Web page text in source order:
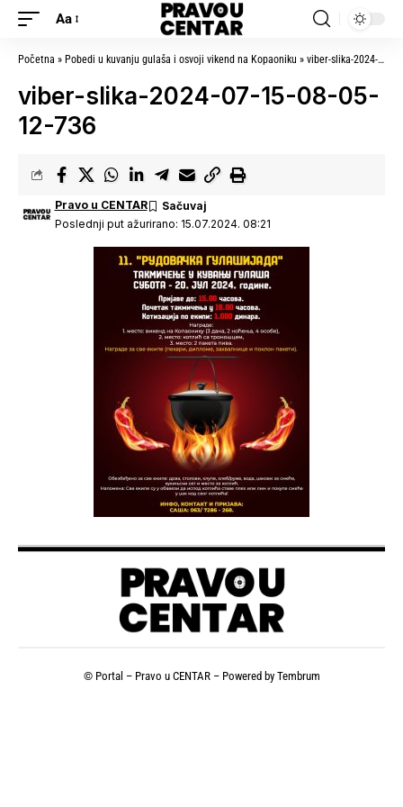
Aa
Početna » Pobedi u kuvanju gulaša i osvoji vikend na Kopaoniku » viber-slika-2024-07-15-08-05-12-736
viber-slika-2024-07-15-08-05-
12-736
Poslednji put ažurirano: 15.07.2024. 08:21
Pravo u CENTAR
© Portal – Pravo u CENTAR – Powered by Tembrum